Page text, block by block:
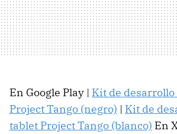
En Google Play | Kit de
Project Tango (negro) | Kit de
tablet Project Tango (blanco) En